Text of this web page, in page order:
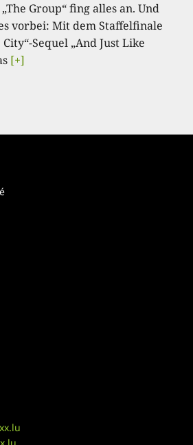
Group“ fing alles an. Und
vorbei: Mit dem Staffelfinale
Sequel „And Just Like
[+]